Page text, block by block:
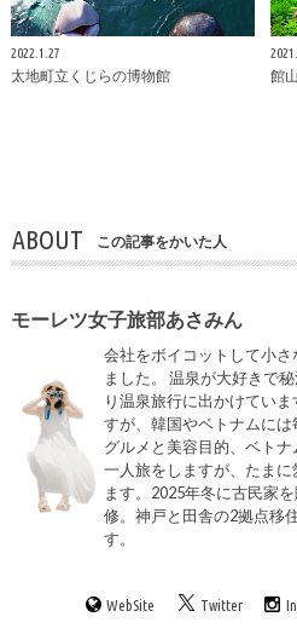
2022.1.27
太地町立くじらの博物館 館
ABOUT この記事をかいた人
モーレツ女子旅部あさみん
会社をボイコットして小
ました。 温泉が大好きで
り温泉旅行に出かけてい
すが、韓国やベトナムに
グルメと美容目的、ベト
一人旅をしますが、たま
ます。2025年冬に古民家
修。神戸と田舎の2拠点移
す。
WebSite Twitter